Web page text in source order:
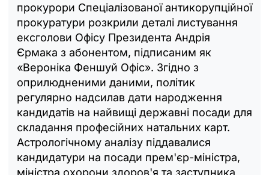
прокурори Спеціалізованої антикорупційної
прокуратури розкрили деталі листування
ексголови Офісу Президента Андрія
Єрмака з абонентом, підписаним як
«Вероніка Феншуй Офіс». Згідно з
оприлюдненими даними, політик
регулярно надсилав дати народження
кандидатів на найвищі державні посади для
складання професійних натальних карт.
Астрологічному аналізу піддавалися
кандидатури на посади прем'єр-міністра,
міністра охорони здоров'я та заступника